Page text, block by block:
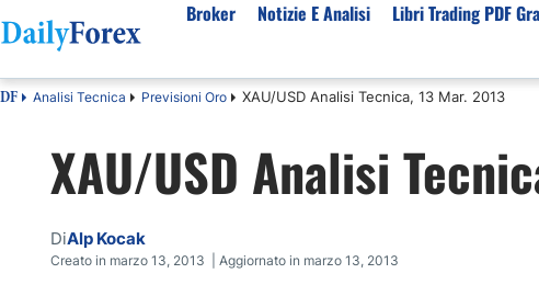
Broker
Bot Trading Automatico
Trading Bonus Senza Deposito
Consob Lista Broker Autorizzati
Broker No Esma
Migliori
Broker con
Notizie E Analisi
Quotazione EUR USD Real Time
Previsioni S&P500 Oggi
Previsioni Nasdaq 100 Oggi
Previsione Quotazione XAUUSD Oro
Libri Trading PDF
Chi Siamo
Politica editoriale
Come Guadagniamo Soldi
La Nostra Metodologia
DF Analisi Tecnica Previsioni Oro XAU/USD Analisi Tecnica, 13 Mar. 2013
XAU/USD Analisi
DiAlp Kocak
Creato in marzo 13, 2013 | Aggiornato in marzo 13, 2013